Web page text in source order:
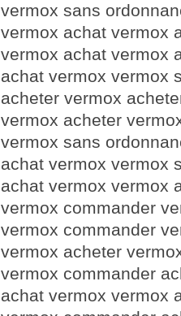
vermox sans
vermox achat vermox
vermox achat vermox
achat vermox vermox
acheter vermox
vermox acheter
vermox sans
achat vermox vermox
achat vermox vermox
vermox commander
vermox commander
vermox acheter
vermox commander
achat vermox vermox